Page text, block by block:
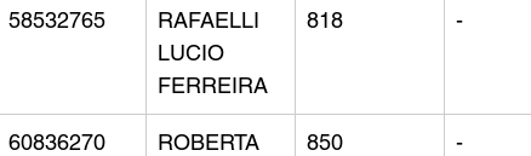
58532765
RAFAELLI
LUCIO
FERREIRA
818 -
60836270
ROBERTA
850 -